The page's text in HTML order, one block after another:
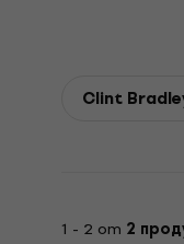
Clint
1 - 2 от 2